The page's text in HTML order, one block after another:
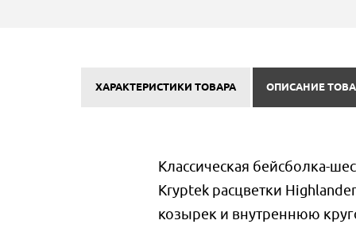
ХАРАКТЕРИСТИКИ ТОВАРА ОПИСАНИЕ
Классическая бейсболка-
Kryptek расцветки
козырек и внутреннюю